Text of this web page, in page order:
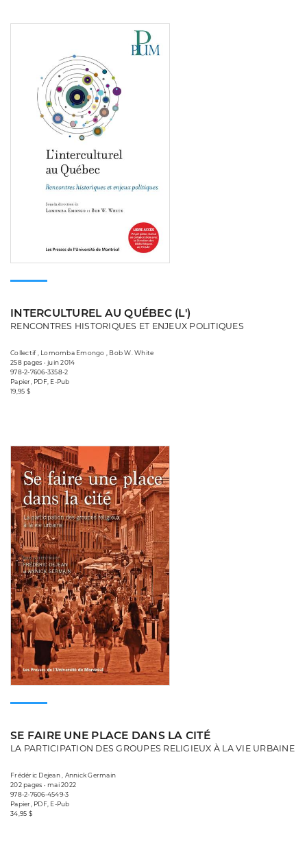
INTERCULTUREL AU QUÉBEC (L')
RENCONTRES HISTORIQUES ET ENJEUX POLITIQUES
Collectif , Lomomba Emongo , Bob W. White
258 pages • juin 2014
978-2-7606-3358-2
Papier, PDF, E-Pub
19,95 $
SE FAIRE UNE PLACE DANS LA CITÉ
LA PARTICIPATION DES GROUPES RELIGIEUX À LA VIE URBAINE
Frédéric Dejean , Annick Germain
202 pages • mai 2022
978-2-7606-4549-3
Papier, PDF, E-Pub
34,95 $